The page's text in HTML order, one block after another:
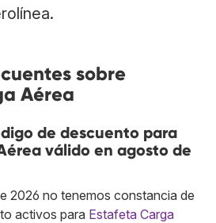
sobre
Aérea
de descuento para
válido en agosto de
2026 no tenemos constancia de
activos para Estafeta Carga